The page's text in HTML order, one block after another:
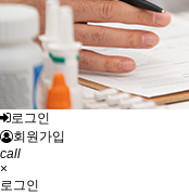
로그인
회원가입
call
×
로그인